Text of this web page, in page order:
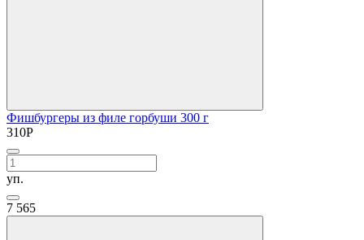
Фишбургеры из филе горбуши 300 г
310Р
уп.
7 565